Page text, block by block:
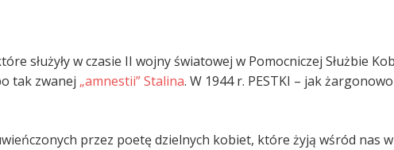
służyły w czasie II wojny światowej w Pomocniczej Służbie
tak zwanej „amnestii” Stalina. W 1944 r. PESTKI – jak
przez poetę dzielnych kobiet, które żyją wśród nas